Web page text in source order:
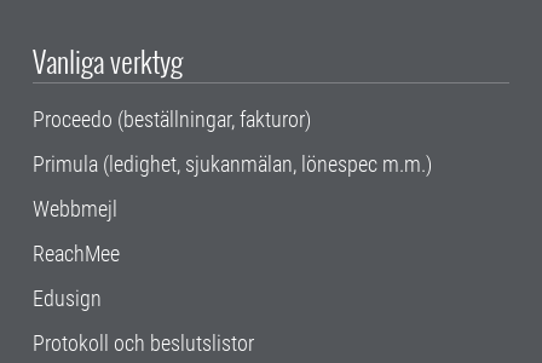
Vanliga verktyg
Proceedo (beställningar, fakturor)
Primula (ledighet, sjukanmälan, lönespec m.m.)
Webbmejl
ReachMee
Edusign
Protokoll och beslutslistor